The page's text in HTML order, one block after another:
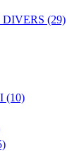
DIVERS (29)
(10)